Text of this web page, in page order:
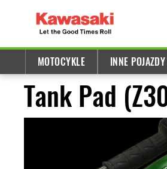
MOTOCYKLE INNE POJAZDY
Tank Pad